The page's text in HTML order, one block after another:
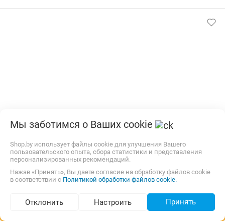
Подбор по параметрам (106)
Наличный и безналичный расчет. Оптовым покупателям
доп. скидки.
30,00 р.,10 августа карта
15,01 gigamarket.by
Мы заботимся о Ваших cookie
Shop.by использует файлы cookie для улучшения Вашего
пользовательского опыта, сбора статистики и представления
персонализированных рекомендаций.
Нажав «Принять», Вы даете согласие на обработку файлов cookie
в соответствии с Политикой обработки файлов cookie.
Отклонить Настроить Принять